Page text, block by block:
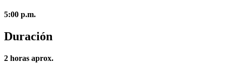
5:00 p.m.
Duración
2 horas aprox.